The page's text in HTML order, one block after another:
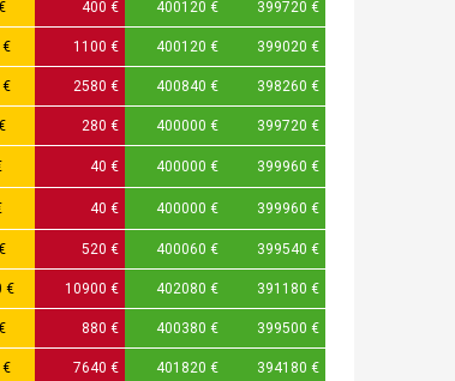
400 € 400120 € 399720 €
1100 € 400120 € 399020 €
2580 € 400840 € 398260 €
280 € 400000 €
399720 €
40 € 400000 €
399960 €
40 € 400000 € 399960 €
520 € 400060 € 399540 €
€ 10900 € 402080 € 391180 €
880 € 400380 € 399500 €
7640 € 401820 € 394180 €